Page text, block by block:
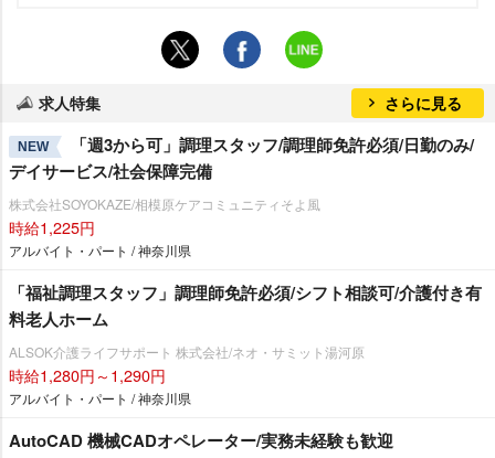
求人特集 さらに見る
NEW
「週3から可」調理スタッフ/調理師免許必須/日勤のみ/
デイサービス/社会保障完備
株式会社SOYOKAZE/相模原ケアコミュニティそよ風
時給1,225円
アルバイト・パート / 神奈川県
「福祉調理スタッフ」調理師免許必須/シフト相談可/介護付き有
料老人ホーム
ALSOK介護ライフサポート 株式会社/ネオ・サミット湯河原
時給1,280円～1,290円
アルバイト・パート / 神奈川県
AutoCAD 機械CADオペレーター/実務未経験も歓迎